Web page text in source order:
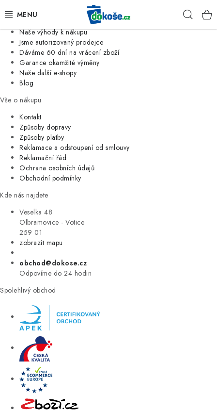
Jsme tradiční česká firma
Naše výhody k nákupu
Jsme autorizovaný prodejce
Dáváme 60 dní na vrácení zboží
Garance okamžité výměny
Naše další e-shopy
Blog
Vše o nákupu
Kontakt
Způsoby dopravy
Způsoby platby
Reklamace a odstoupení od smlouvy
Reklamační řád
Ochrana osobních údajů
Obchodní podmínky
Kde nás najdete
Veselka 48
Olbramovice - Votice
259 01
zobrazit mapu
obchod@dokose.cz
Odpovíme do 24 hodin
Spolehlivý obchod
KOŠE
SÁČKY
KUCHYNĚ
ORGANIZACE
DOMÁCNOST
ÚKLID
VÝPRODEJ
ZNAČKY
Úvod Kontakt Blog
Moje objednávka